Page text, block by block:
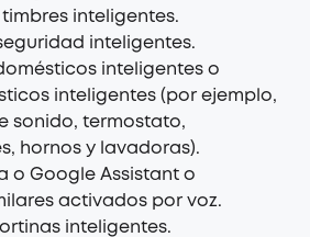
inteligentes.
inteligentes.
inteligentes o
inteligentes (por ejemplo,
sonido, termostato,
hornos y lavadoras).
o Google Assistant o
activados por voz.
inteligentes.